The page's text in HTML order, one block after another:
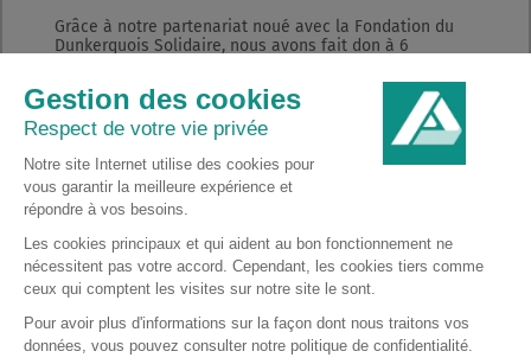
Grâce à notre partenariat noué avec la Fondation du
Dunkerquois Solidaire, nous avons fait don à 6
d’ordinateurs, unités centrales et téléphones portables
Lire la suite de l’article
ALUMINIUM DUNKERQUE LANCE LE
DKARBO SHOW !
A l’initiative d’Aluminium Dunkerque, 9 industriels et
Ecosystème D se sont rassemblés pour créer une série